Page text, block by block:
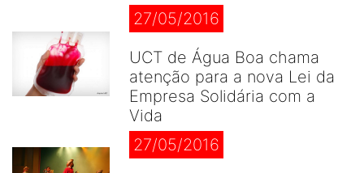
27/05/2016
UCT de Água Boa chama
atenção para a nova Lei da
Empresa Solidária com a
Vida
27/05/2016